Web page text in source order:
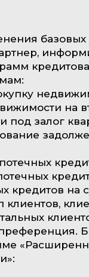
базовых
на
под залог
кредитов на
п клиентов,